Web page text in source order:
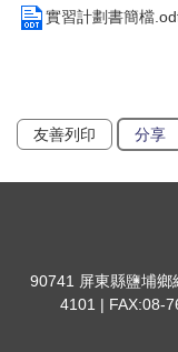
實習計劃書簡檔
友善列印 分享
90741 屏東縣鹽埔
4101 | FAX:08-